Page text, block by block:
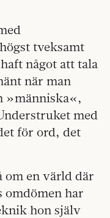
tveksamt
något att tala
när man
»människa«,
med
för ord, det
om en värld där
omdömen har
hon själv